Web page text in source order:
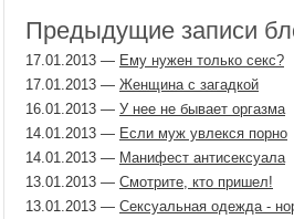
Предыдущие записи
17.01.2013 — Ему нужен только секс?
17.01.2013 — Женщина с загадкой
16.01.2013 — У нее не бывает оргазма
14.01.2013 — Если муж увлекся порно
14.01.2013 — Манифест антисексуала
13.01.2013 — Смотрите, кто пришел!
13.01.2013 — Сексуальная одежда -